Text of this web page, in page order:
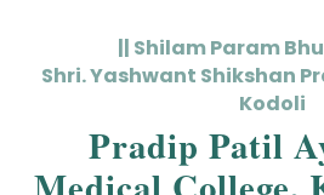
|| Shilam Param
Shri. Yashwant Shikshan
Kodoli
Pradip Patil